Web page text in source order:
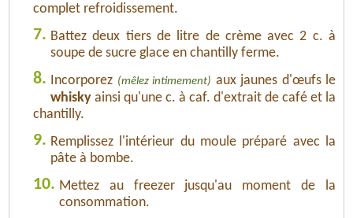
complet refroidissement.
7. Battez deux tiers de litre de crème avec 2 c. à
soupe de sucre glace en chantilly ferme.
8. Incorporez (mêlez intimement) aux jaunes d'œufs le
whisky ainsi qu'une c. à caf. d'extrait de café et la
chantilly.
9. Remplissez l'intérieur du moule préparé avec la
pâte à bombe.
10. Mettez au freezer jusqu'au moment de la
consommation.